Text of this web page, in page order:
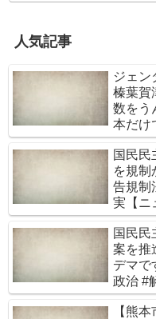
人気記事
ジェン
榛葉賀
数をう
本だけ
性、男
登用す
国民民
を規制
告規制
実【ニ
国民民
案を推
デマで
政治 #
【熊